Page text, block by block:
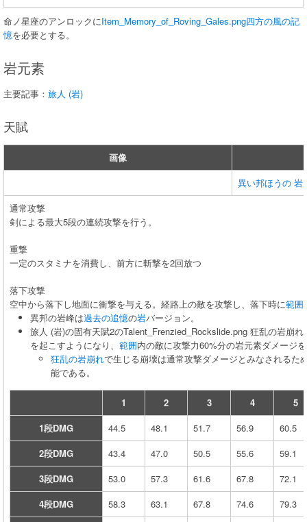
命ノ星座のアンロックにItem_Memory_of_Roving_Gales.png四方の風の記
憶を必要とする。
岩元素
主要記事： 旅人 (岩)
天賦
画像
異い邦ほうの 岩
通常攻撃
剣による最大5段の連続攻撃を行う。
重撃
一定のスタミナを消費し、前方に斬撃を2回放つ
落下攻撃
空中から落下し地面に衝撃を与える。経路上の敵を攻撃し、落下時に範囲
異邦の岩峰は過去の追憶の岩バージョン。
旅人 (岩)の固有天賦2のTalent_Frenzied_Rockslide.png 狂乱の岩崩
を起こすようになり、 範囲内の敵に攻撃力60%分の岩元素ダメージ
狂乱の岩崩れで生じる崩壊は通常攻撃ダメージとみなされるた
能である。
1 2 3 4
5
1段DMG
44.5 48.1 51.7 56.9
60.5
2段DMG
43.4 47.0 50.5 55.6
59.1
3段DMG
53.0 57.3 61.6 67.8
72.1
4段DMG
58.3 63.1 67.8 74.6
79.3